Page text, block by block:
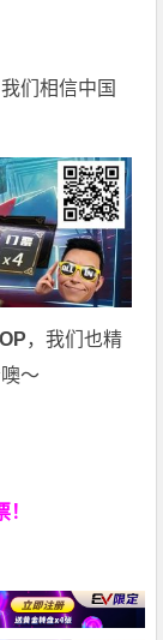
们相信中国
，我们也精
～